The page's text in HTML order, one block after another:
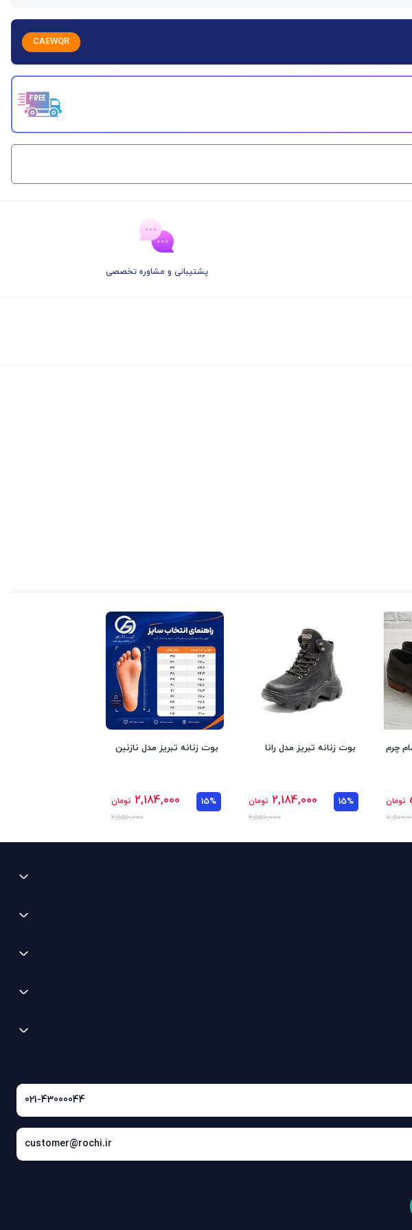
CAEWQR
پشتیبانی و مشاوره تخصصی
چرم
تومان
بوت زنانه تبریز مدل رانا
15%
2,184,000 تومان
2,556,000
بوت زنانه تبریز مدل نازنین
15%
2,184,000 تومان
2,556,000
021-43000044
customer@rochi.ir